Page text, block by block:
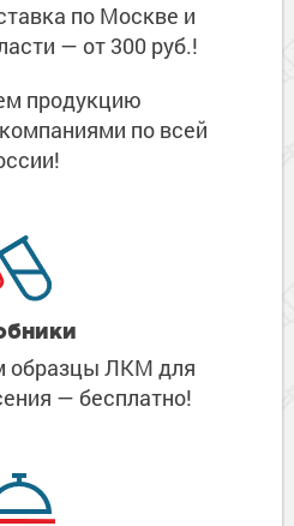
по Москве и
— от 300 руб.!
продукцию
по всей
образцы ЛКМ для
— бесплатно!